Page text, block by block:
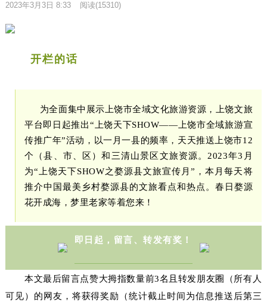
2023年3月3日 8:33 阅读(15310)
开栏的话
为全面集中展示上饶市全域文化旅游资源，上饶文旅
平台即日起推出“上饶天下SHOW——上饶市全域旅游宣
传推广年”活动，以一月一县的频率，天天推送上饶市12
个（县、市、区）和三清山景区文旅资源。2023年3月
为“上饶天下SHOW之婺源县文旅宣传月”，本月每天将
推介中国最美乡村婺源县的文旅看点和热点。春日婺源
花开成海，梦里老家等着您来！
即日起，留言、转发有奖！
本文最后留言点赞大拇指数量前3名且转发朋友圈（所有人
可见）的网友，将获得奖励（统计截止时间为信息推送后第三